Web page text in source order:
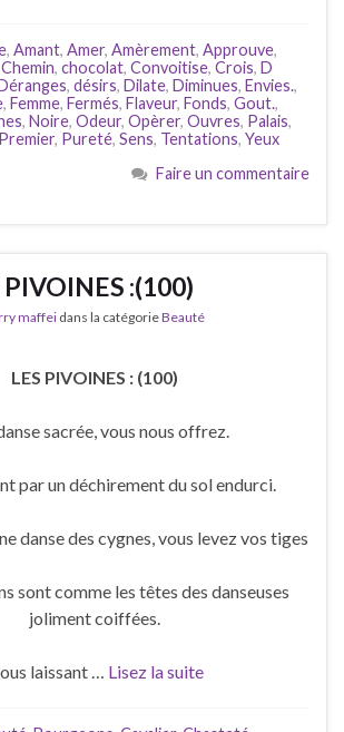
, Amant, Amer, Amèrement, Approuve,
Chemin, chocolat, Convoitise, Crois, D
, désirs, Dilate, Diminues, Envies.,
, Femme, Fermés, Flaveur, Fonds, Gout.,
, Noire, Odeur, Opèrer, Ouvres, Palais,
Premier, Pureté, Sens, Tentations, Yeux
Faire un commentaire
PIVOINES :(100)
maffei dans la catégorieBeauté
LES PIVOINES : (100)
sacrée, vous nous offrez.
par un déchirement du sol endurci.
danse des cygnes, vous levez vos tiges
sont comme les têtes des danseuses
joliment coiffées.
laissant … Lisez la suite